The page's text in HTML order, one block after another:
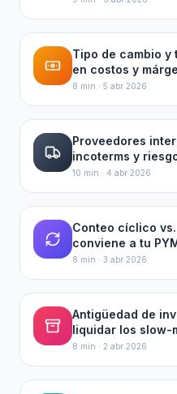
Tipo de cambio y
en costos y
8 min · 5 abr 2026
Proveedores
incoterms y
10 min · 4 abr 2026
Conteo cíclico
conviene a tu
8 min · 3 abr 2026
Antigüedad de
liquidar los slow-
8 min · 2 abr 2026